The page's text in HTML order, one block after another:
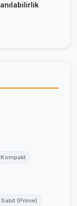
(Prime)